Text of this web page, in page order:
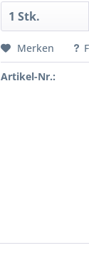
Merken
Artikel-Nr.: